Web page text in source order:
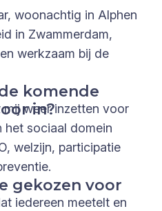
woonachtig in Alphen
in Zwammerdam,
werkzaam bij de
komende
in?
mij weer inzetten voor
het sociaal domein
welzijn, participatie
gekozen voor
iedereen meetelt en